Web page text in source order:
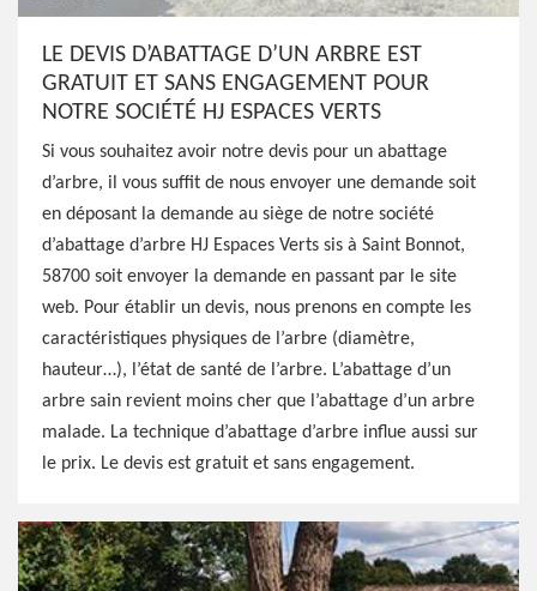
LE DEVIS D’ABATTAGE D’UN ARBRE EST
GRATUIT ET SANS ENGAGEMENT POUR
NOTRE SOCIÉTÉ HJ ESPACES VERTS
Si vous souhaitez avoir notre devis pour un abattage
d’arbre, il vous suffit de nous envoyer une demande soit
en déposant la demande au siège de notre société
d’abattage d’arbre HJ Espaces Verts sis à Saint Bonnot,
58700 soit envoyer la demande en passant par le site
web. Pour établir un devis, nous prenons en compte les
caractéristiques physiques de l’arbre (diamètre,
hauteur…), l’état de santé de l’arbre. L’abattage d’un
arbre sain revient moins cher que l’abattage d’un arbre
malade. La technique d’abattage d’arbre influe aussi sur
le prix. Le devis est gratuit et sans engagement.